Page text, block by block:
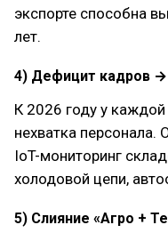
экспорте способна
лет.
4) Дефицит кадров →
К 2026 году у
нехватка персонала.
IoT-мониторинг
холодовой цепи,
5) Слияние «Агро +